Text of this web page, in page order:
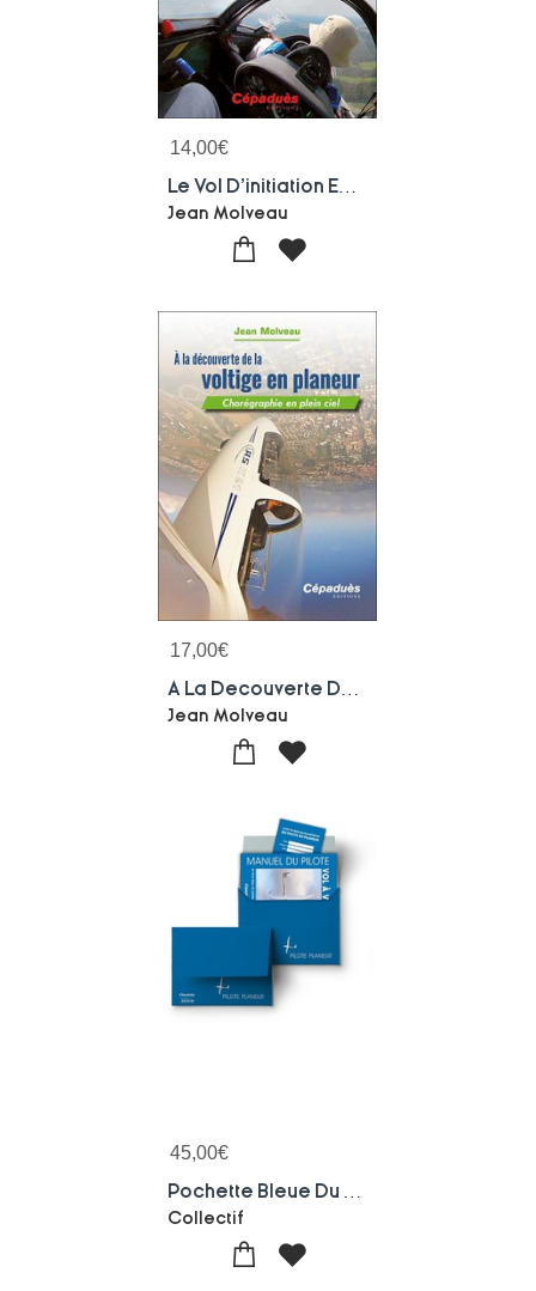
14,00€
Jean Molveau
17,00€
Jean Molveau
45,00€
Collectif